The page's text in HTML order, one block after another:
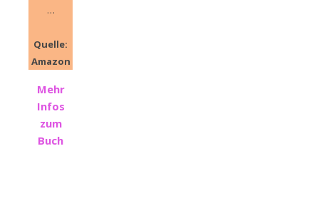
…
Quelle:
Amazon
Mehr
Infos
zum
Buch